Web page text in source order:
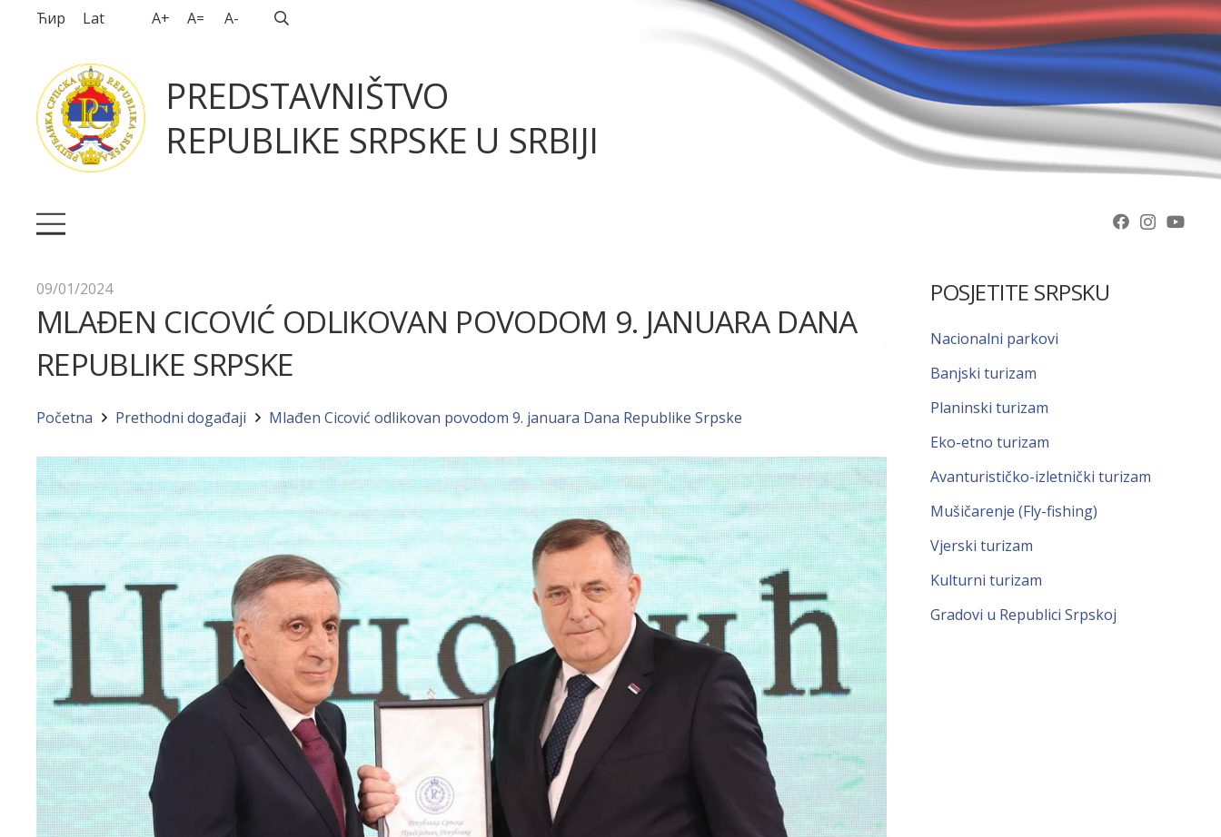
Ћир Lat A+ A= A-
PREDSTAVNIŠTVO
REPUBLIKE SRPSKE U SRBIJI
09/01/2024
MLAĐEN CICOVIĆ ODLIKOVAN POVODOM 9. JANUARA DANA
REPUBLIKE SRPSKE
Početna Prethodni događaji Mlađen Cicović odlikovan povodom 9. januara Dana Republike Srpske
POSJETITE SRPSKU
Nacionalni parkovi
Banjski turizam
Planinski turizam
Eko-etno turizam
Avanturističko-izletnički turizam
Mušičarenje (Fly-fishing)
Vjerski turizam
Kulturni turizam
Gradovi u Republici Srpskoj